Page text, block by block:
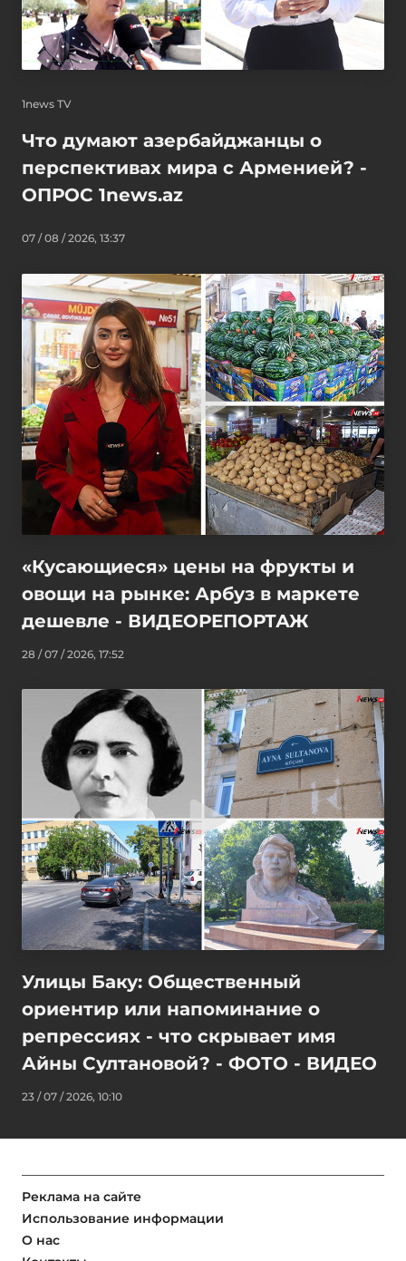
1news TV
Что думают азербайджанцы о
перспективах мира с Арменией? -
ОПРОС 1news.az
07 / 08 / 2026, 13:37
«Кусающиеся» цены на фрукты и
овощи на рынке: Арбуз в маркете
дешевле - ВИДЕОРЕПОРТАЖ
28 / 07 / 2026, 17:52
Улицы Баку: Общественный
ориентир или напоминание о
репрессиях - что скрывает имя
Айны Султановой? - ФОТО - ВИДЕО
23 / 07 / 2026, 10:10
Реклама на сайте
Использование информации
О нас